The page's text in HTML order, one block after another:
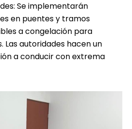
Se implementarán
en puentes y tramos
a congelación para
Las autoridades hacen un
a conducir con extrema